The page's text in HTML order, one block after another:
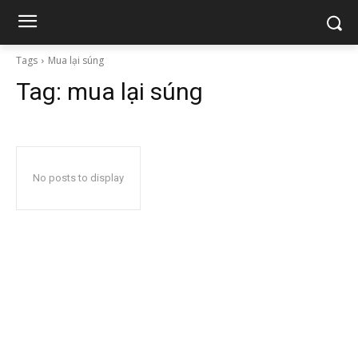
Tags Mua lại súng
Tag: mua lại súng
No posts to display